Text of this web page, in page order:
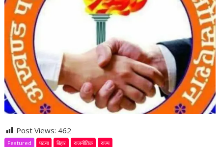
Post Views: 462
Featured पटना बिहार राजनीतिक राज्य